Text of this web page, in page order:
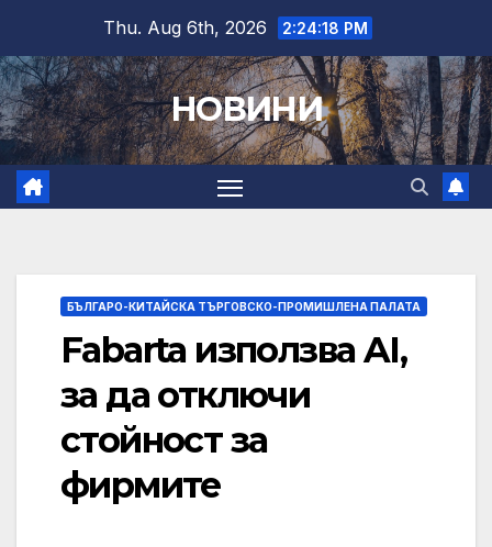
content
Thu. Aug 6th, 2026 2:24:19 PM
НОВИНИ
БЪЛГАРО-КИТАЙСКА ТЪРГОВСКО-ПРОМИШЛЕНА ПАЛАТА
Fabarta използва AI,
за да отключи
стойност за
фирмите